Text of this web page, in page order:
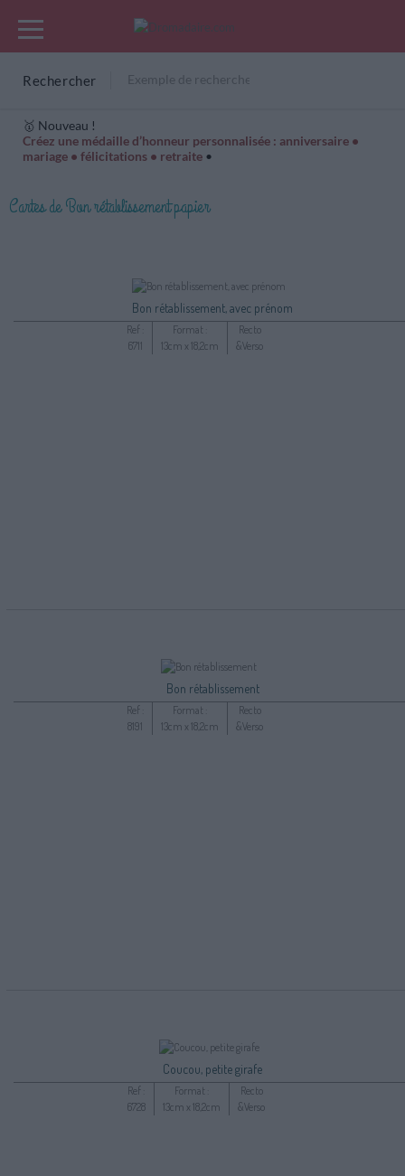
Rechercher
🥇 Nouveau !
Créez une médaille d’honneur personnalisée : anniversaire •
mariage • félicitations • retraite •
Cartes Hiver Cadeaux années de naissance
Cartes de Bon rétablissement papier
Bon rétablissement, avec prénom
Ref :
6711
Format :
13cm x 18,2cm
Recto
&Verso
Bon rétablissement
Ref :
8191
Format :
13cm x 18,2cm
Recto
&Verso
Coucou, petite girafe
Ref :
6728
Format :
13cm x 18,2cm
Recto
&Verso